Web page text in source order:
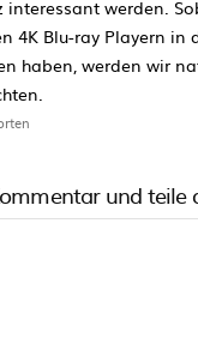
interessant werden.
4K Blu-ray Playern in
haben, werden wir
und teile